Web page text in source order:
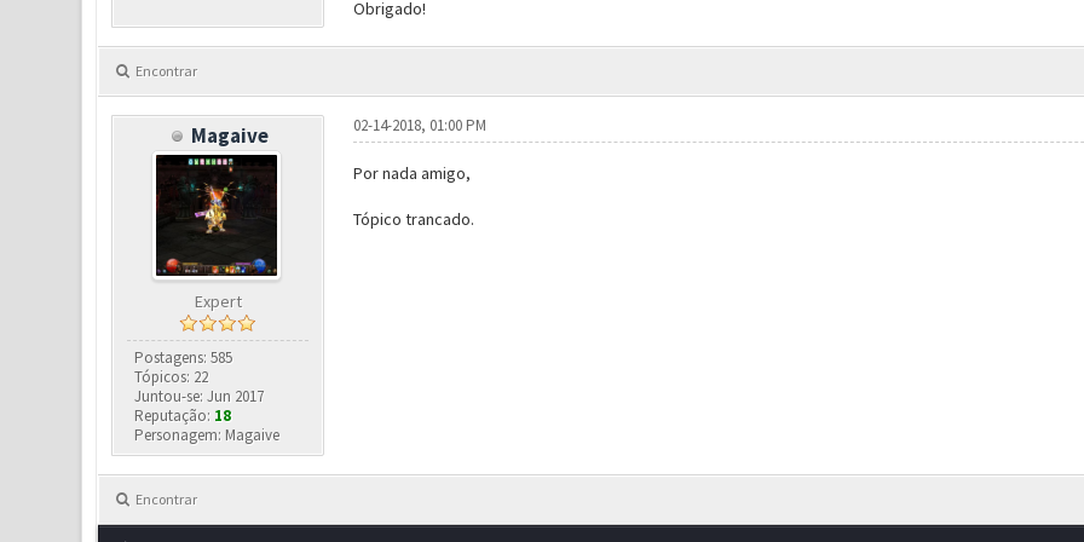
Obrigado!
Encontrar
Magaive
Expert
Postagens: 585
Tópicos: 22
Juntou-se: Jun 2017
Reputação: 18
Personagem: Magaive
02-14-2018, 01:00 PM
Por nada amigo,
Tópico trancado.
Encontrar